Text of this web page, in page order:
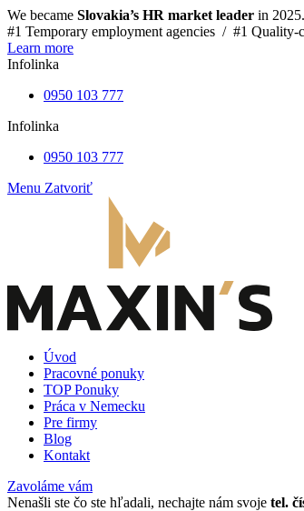
We became Slovakia’s HR market leader in 2025.
#1 Temporary employment agencies / #1 Quality-
Learn more
Infolinka
0950 103 777
Infolinka
0950 103 777
Menu Zatvoriť
Úvod
Pracovné ponuky
TOP Ponuky
Práca v Nemecku
Pre firmy
Blog
Kontakt
Zavoláme vám
Nenašli ste čo ste hľadali, nechajte nám svoje tel.